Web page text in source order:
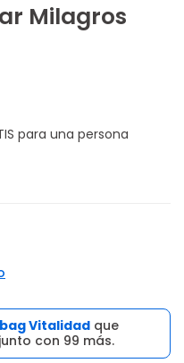
Milagros
para una persona
Vitalidad que
con 99 más.